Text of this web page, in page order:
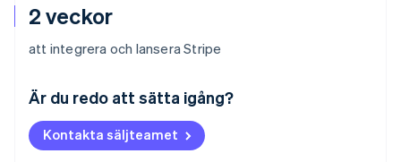
2 veckor
att integrera och lansera Stripe
Är du redo att sätta igång?
Kontakta säljteamet
Belgien
NederlandsFrançaisDeutsch
Brasilien
PortuguêsEnglish